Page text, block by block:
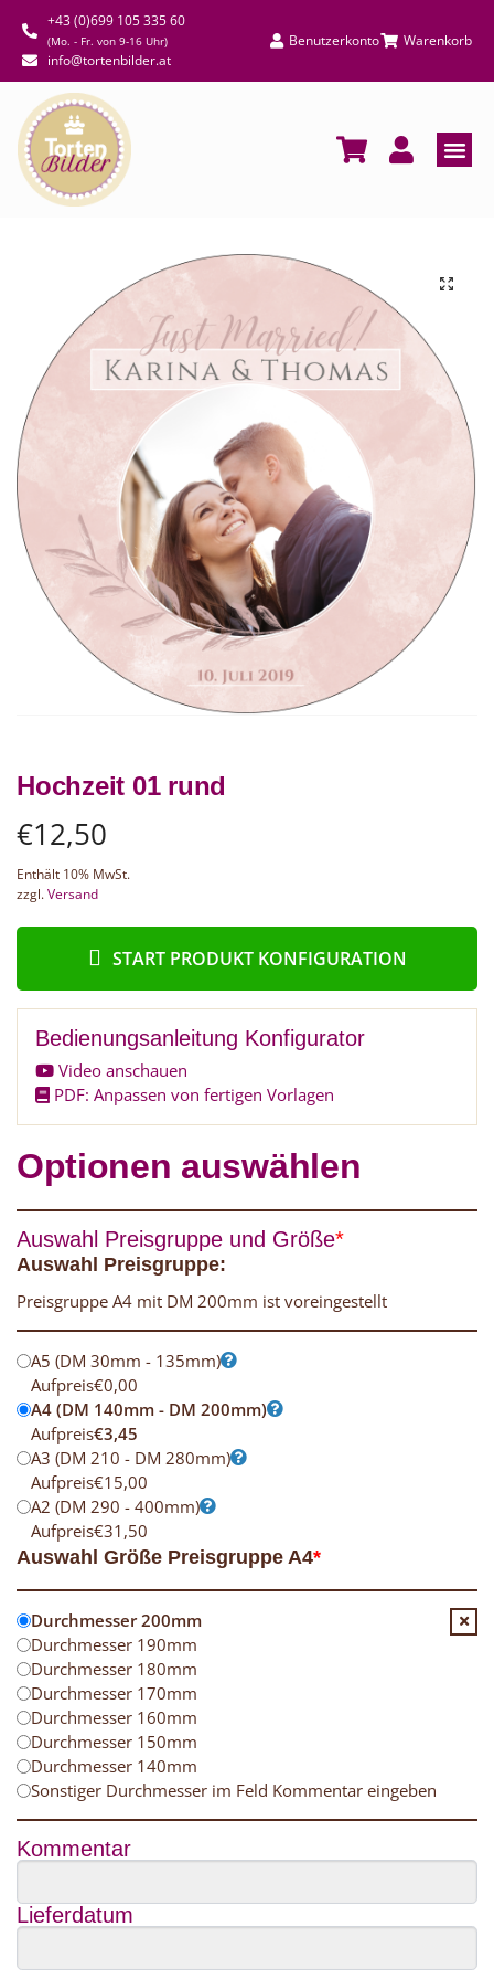
+43 (0)699 105 335 60
(Mo. - Fr. von 9-16 Uhr)
info@tortenbilder.at
Benutzerkonto Warenkorb
Hochzeit 01 rund
€12,50
Enthält 10% MwSt.
zzgl.Versand
START PRODUKT KONFIGURATION
Bedienungsanleitung Konfigurator
Video anschauen
PDF: Anpassen von fertigen Vorlagen
Optionen auswählen
*
Auswahl Preisgruppe und Größe
Auswahl Preisgruppe:
Preisgruppe A4 mit DM 200mm ist voreingestellt
A5 (DM 30mm - 135mm)
Aufpreis€0,00
A4 (DM 140mm - DM 200mm)
Aufpreis€3,45
A3 (DM 210 - DM 280mm)
Aufpreis€15,00
A2 (DM 290 - 400mm)
Aufpreis€31,50
*
Auswahl Größe Preisgruppe A4
Durchmesser 200mm
Durchmesser 190mm
Durchmesser 180mm
Durchmesser 170mm
Durchmesser 160mm
Durchmesser 150mm
Durchmesser 140mm
Sonstiger Durchmesser im Feld Kommentar eingeben
Kommentar
Lieferdatum